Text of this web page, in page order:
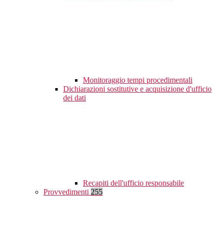
Monitoraggio tempi procedimentali
Dichiarazioni sostitutive e acquisizione d'ufficio
dei dati
Recapiti dell'ufficio responsabile
Provvedimenti 255